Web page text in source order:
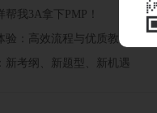
我3A拿下PMP！
验：高效流程与优质教学助力
新考纲、新题型、新机遇